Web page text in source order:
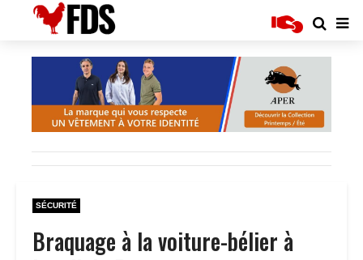
SÉCURITÉ
Braquage à la voiture-bélier à